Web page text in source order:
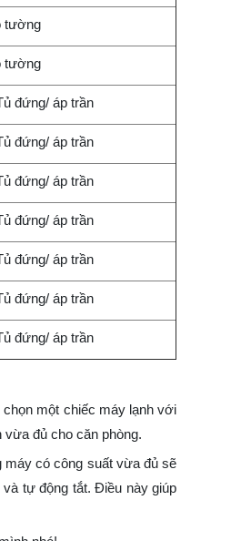
tường
tường
đứng/ áp trần
đứng/ áp trần
đứng/ áp trần
đứng/ áp trần
đứng/ áp trần
đứng/ áp trần
đứng/ áp trần
một chiếc máy lạnh với
đủ cho căn phòng.
máy có công suất vừa đủ sẽ
tự động tắt. Điều này giúp